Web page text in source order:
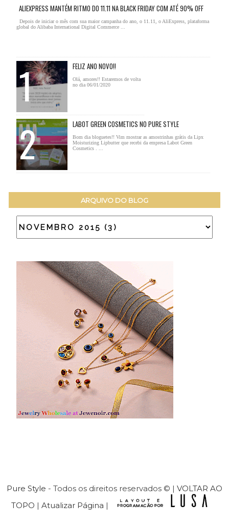
ALIEXPRESS MANTÉM RITMO DO 11.11 NA BLACK FRIDAY COM ATÉ 90% OFF
Depois de iniciar o mês com sua maior campanha do ano, o 11.11, o AliExpress, plataforma
global do Alibaba International Digital Commerce ...
FELIZ ANO NOVO!!
Olá, amores!! Estaremos de volta
no dia 06/01/2020
LABOT GREEN COSMETICS NO PURE STYLE
Bom dia bloguetes!! Vim mostrar as amostrinhas grátis da Lipx
Moisturizing Lipbutter que recebi da empresa Labot Green
Cosmetics . ...
ARQUIVO DO BLOG
Pure Style - Todos os direitos reservados © | VOLTAR AO
TOPO | Atualizar Página |